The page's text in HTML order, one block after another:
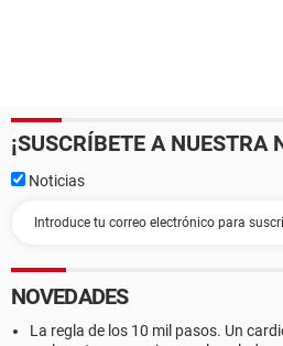
¡SUSCRÍBETE A NUESTRA
Noticias
NOVEDADES
La regla de los 10 mil pasos. Un